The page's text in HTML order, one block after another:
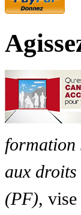
formation
aux
(PF), vise